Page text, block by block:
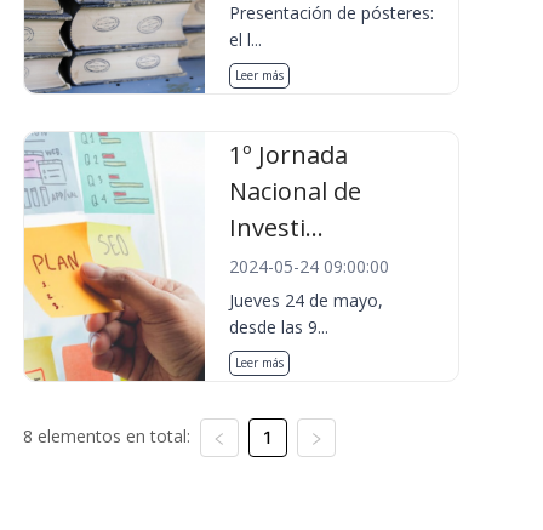
Presentación de pósteres:
el l...
Leer más
1º Jornada
Nacional de
Investi...
2024-05-24 09:00:00
Jueves 24 de mayo,
desde las 9...
Leer más
8 elementos en total: 1